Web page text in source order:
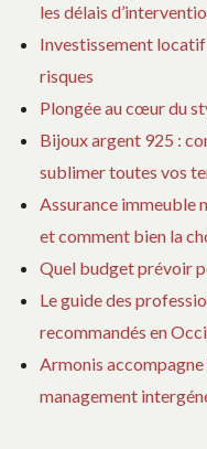
les délais
Investissement
risques
Plongée au cœur du
Bijoux argent 925 :
sublimer toutes vos
Assurance immeuble
et comment bien la
Quel budget prévoir
Le guide des
recommandés en
Armonis accompagne
management